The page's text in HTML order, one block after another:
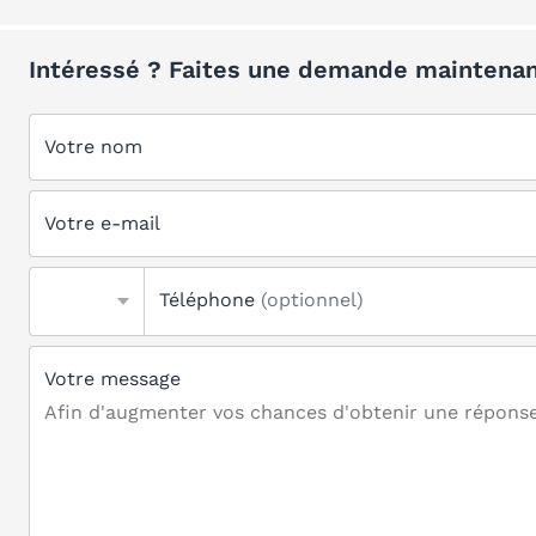
Intéressé ? Faites une demande
Votre nom
Votre e-mail
Téléphone (optionnel)
Votre message